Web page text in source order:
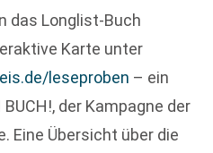
das Longlist-Buch
Karte unter
leseproben – ein
der Kampagne der
Eine Übersicht über die